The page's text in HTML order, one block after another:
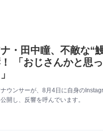
・田中瞳、不敵な“
「おじさんかと思
ウンサーが、8月4日に自身の
開し、反響を呼んでいます。